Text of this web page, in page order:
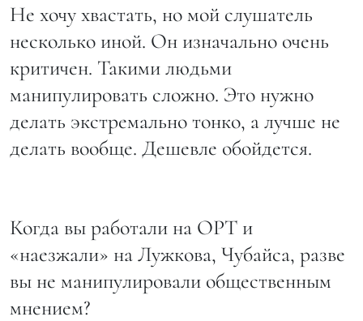
Не хочу хвастать, но мой слушатель
несколько иной. Он изначально очень
критичен. Такими людьми
манипулировать сложно. Это нужно
делать экстремально тонко, а лучше не
делать вообще. Дешевле обойдется.
Когда вы работали на ОРТ и
«наезжали» на Лужкова, Чубайса, разве
вы не манипулировали общественным
мнением?